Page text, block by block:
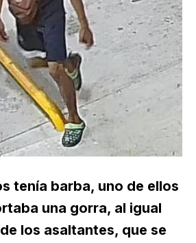
tenía barba, uno de ellos
una gorra, al igual
los asaltantes, que se